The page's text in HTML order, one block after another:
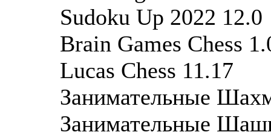
Sudoku Up 2022 12.0
Brain Games Chess
Lucas Chess 11.17
Занимательные
Занимательные